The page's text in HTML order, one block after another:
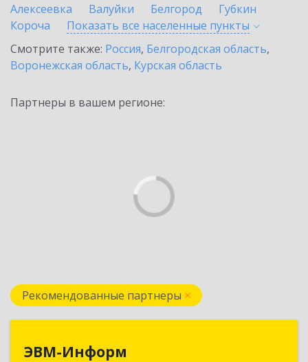
Алексеевка
Валуйки Белгород
Губкин
Короча
Показать все населенные пункты
Смотрите также: Россия, Белгородская область,
Воронежская область, Курская область
Партнеры в вашем регионе:
Рекомендованные партнеры
ЭВМ-Информ